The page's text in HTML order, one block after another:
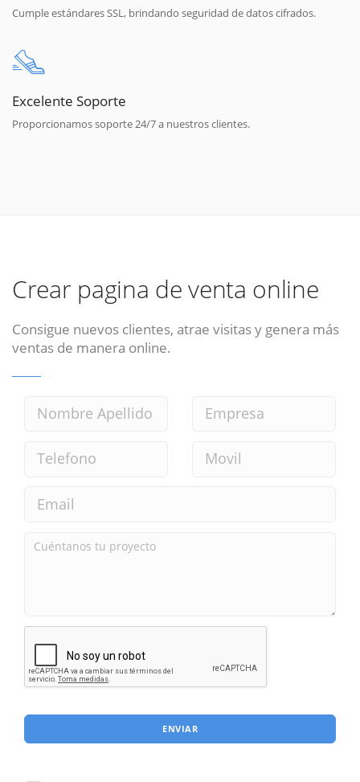
Cumple estándares SSL, brindando seguridad de datos cifrados.
Excelente Soporte
Proporcionamos soporte 24/7 a nuestros clientes.
Crear pagina de venta online
Consigue nuevos clientes, atrae visitas y genera más
ventas de manera online.
ENVIAR